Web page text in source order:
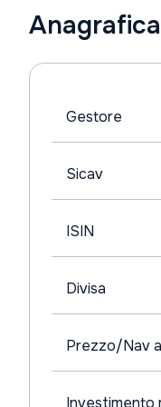
Gestore
Sicav
ISIN
Divisa
Prezzo/Nav
Investimento